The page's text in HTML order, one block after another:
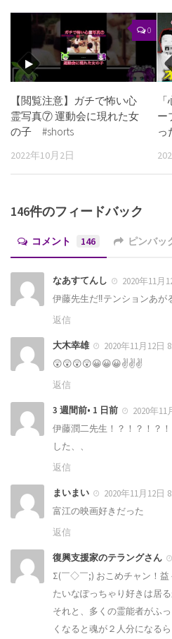
0
【閲覧注意】ガチで怖い心
霊写真⑦ 運動会に現れた女
の子 #shorts
2022年10月2日
ー
っ
146件のフィードバック
コメント 146 ピンバッ
なあすてんし
2020年11月
伊藤先生だ‼️テンションあが
返信
大木幸雄
2020年11月12日
😲😲😲😲😀😀😀✌️✌️✌️
返信
3 週間前• 1 日前
2020年11
伊藤潤二先生！？！？！？
した、、
返信
まいまい
2020年11月12日
富江の映画好きだった
返信
復興支援家のテラングさん
Σ(￣◇￣;) おこめチャン！
たいなぽっちゃり好きは居
それと、多くの霊能者がふ
くなると魂が２人分になる